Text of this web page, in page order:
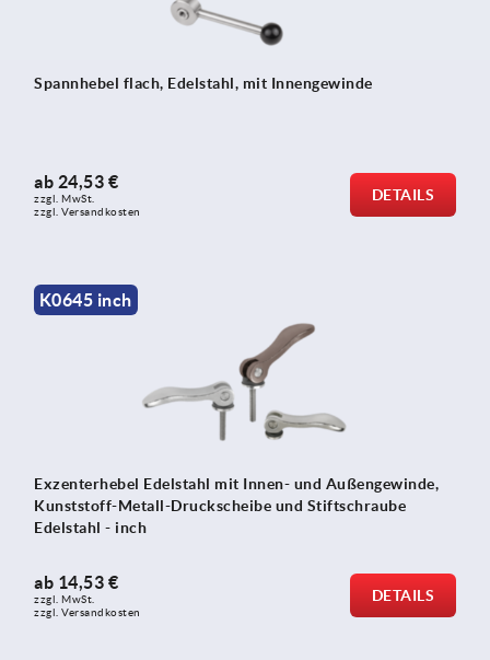
Spannhebel flach, Edelstahl, mit Innengewinde
ab 24,53 €
zzgl. MwSt.
zzgl. Versandkosten
DETAILS
K0645 inch
Exzenterhebel Edelstahl mit Innen- und Außengewinde,
Kunststoff-Metall-Druckscheibe und Stiftschraube
Edelstahl - inch
ab 14,53 €
zzgl. MwSt.
zzgl. Versandkosten
DETAILS